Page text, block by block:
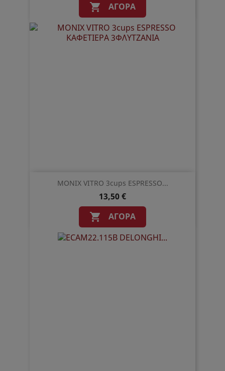
 ΑΓΟΡΆ
MONIX VITRO 3cups ESPRESSO...
13,50 €
 ΑΓΟΡΆ